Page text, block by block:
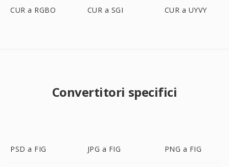
CUR a RGBO CUR a SGI CUR a UYVY
Convertitori specifici
PSD a FIG JPG a FIG PNG a FIG